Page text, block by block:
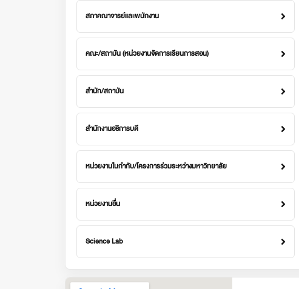
สภาคณาจารย์และพนักงาน
คณะ/สถาบัน (หน่วยงานจัดการเรียนการสอน)
สำนัก/สถาบัน
สำนักงานอธิการบดี
หน่วยงานในกำกับ/โครงการร่วมระหว่างมหาวิทยาลัย
หน่วยงานอื่น
Science Lab